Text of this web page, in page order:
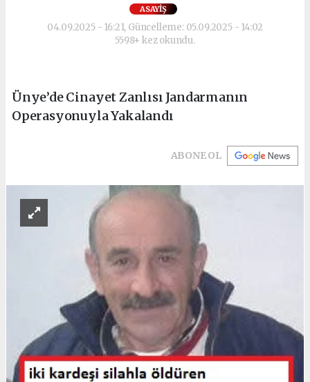
ASAYIŞ
04.09.2025 - 16:21, Güncelleme: 05.09.2025 - 14:02
5598+ kez okundu.
Ünye’de Cinayet Zanlısı Jandarmanın
Operasyonuyla Yakalandı
ABONE OL